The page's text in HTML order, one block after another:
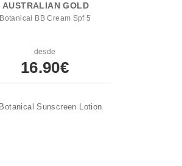
AUSTRALIAN GOLD
Botanical BB Cream Spf 5
desde
16.90€